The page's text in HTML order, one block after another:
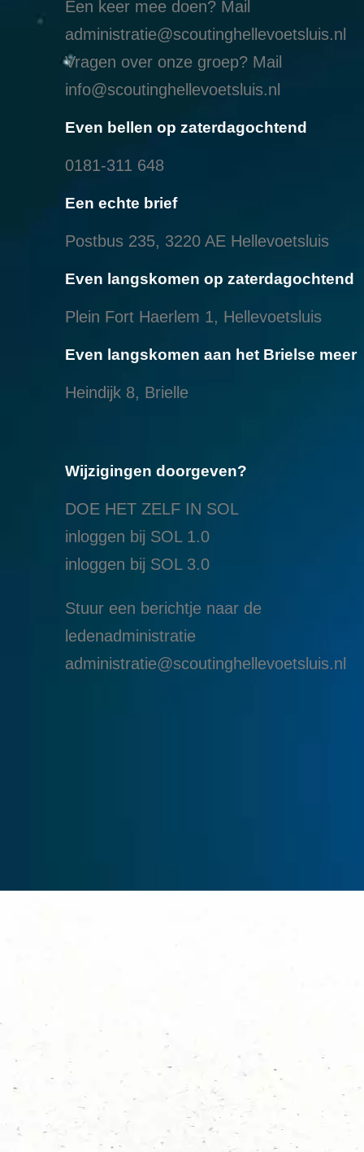
Een keer mee doen? Mail
administratie@scoutinghellevoetsluis.nl
Vragen over onze groep? Mail
info@scoutinghellevoetsluis.nl
Even bellen op zaterdagochtend
0181-311 648
Een echte brief
Postbus 235, 3220 AE Hellevoetsluis
Even langskomen op zaterdagochtend
Plein Fort Haerlem 1, Hellevoetsluis
Even langskomen aan het Brielse meer
Heindijk 8, Brielle
Wijzigingen doorgeven?
DOE HET ZELF IN SOL
inloggen bij SOL 1.0
inloggen bij SOL 3.0
Stuur een berichtje naar de
ledenadministratie
administratie@scoutinghellevoetsluis.nl